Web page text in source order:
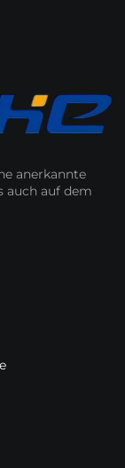
anerkannte
auch auf dem